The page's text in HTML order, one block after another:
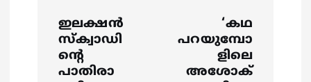
ഇലക്ഷൻ
സ്ക്വാഡി
ന്റെ
പാതിരാ
‘കഥ
പറയുമ്പോ
ളിലെ
അശോക്